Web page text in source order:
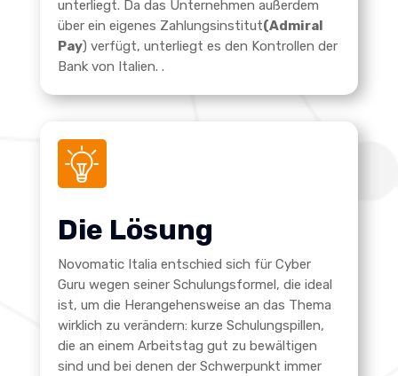
unterliegt. Da das Unternehmen außerdem
über ein eigenes Zahlungsinstitut(Admiral
Pay) verfügt, unterliegt es den Kontrollen der
Bank von Italien. .
Die Lösung
Novomatic Italia entschied sich für Cyber
Guru wegen seiner Schulungsformel, die ideal
ist, um die Herangehensweise an das Thema
wirklich zu verändern: kurze Schulungspillen,
die an einem Arbeitstag gut zu bewältigen
sind und bei denen der Schwerpunkt immer